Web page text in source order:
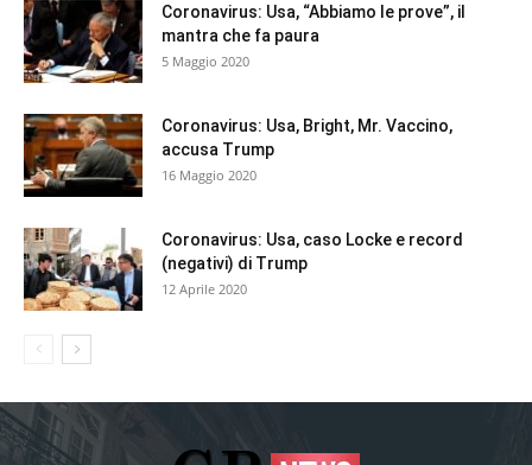
Coronavirus: Usa, “Abbiamo le prove”, il
mantra che fa paura
5 Maggio 2020
Coronavirus: Usa, Bright, Mr. Vaccino,
accusa Trump
16 Maggio 2020
Coronavirus: Usa, caso Locke e record
(negativi) di Trump
12 Aprile 2020